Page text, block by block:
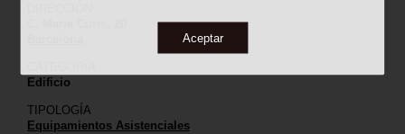
Aceptar
Edificio
TIPOLOGÍA
Equipamientos Asistenciales